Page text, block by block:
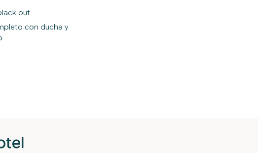
out
con ducha y